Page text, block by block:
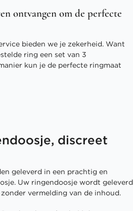
ontvangen om de perfecte
bieden we je zekerheid. Want
ring een set van 3
kun je de perfecte ringmaat
discreet
geleverd in een prachtig en
Uw ringendoosje wordt geleverd
vermelding van de inhoud.